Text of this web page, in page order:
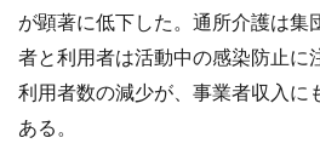
が顕著に低下した。通所介護は集
者と利用者は活動中の感染防止に
利用者数の減少が、事業者収入に
ある。